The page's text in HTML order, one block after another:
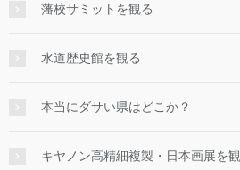
藩校サミットを観る
水道歴史館を観る
本当にダサい県はどこか？
キヤノン高精細複製・日本画展を